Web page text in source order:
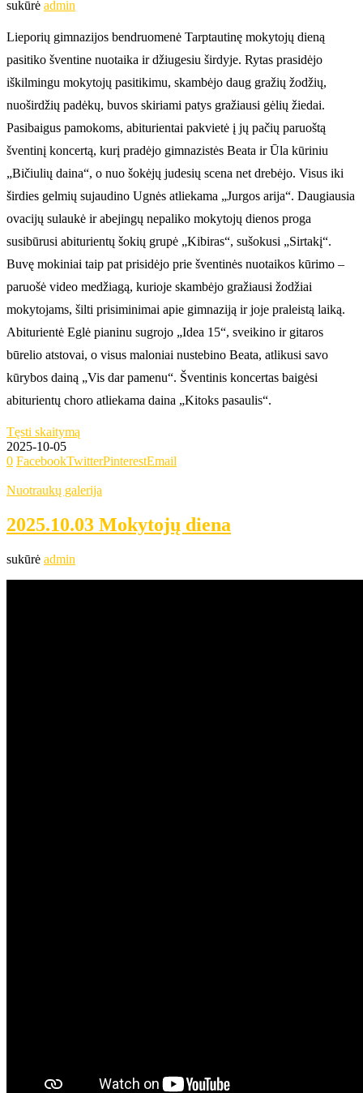
sukūrė admin
Lieporių gimnazijos bendruomenė Tarptautinę mokytojų dieną
pasitiko šventine nuotaika ir džiugesiu širdyje. Rytas prasidėjo
iškilmingu mokytojų pasitikimu, skambėjo daug gražių žodžių,
nuoširdžių padėkų, buvos skiriami patys gražiausi gėlių žiedai.
Pasibaigus pamokoms, abiturientai pakvietė į jų pačių paruoštą
šventinį koncertą, kurį pradėjo gimnazistės Beata ir Ūla kūriniu
„Bičiulių daina“, o nuo šokėjų judesių scena net drebėjo. Visus iki
širdies gelmių sujaudino Ugnės atliekama „Jurgos arija“. Daugiausia
ovacijų sulaukė ir abejingų nepaliko mokytojų dienos proga
susibūrusi abiturientų šokių grupė „Kibiras“, sušokusi „Sirtakį“.
Buvę mokiniai taip pat prisidėjo prie šventinės nuotaikos kūrimo –
paruošė video medžiagą, kurioje skambėjo gražiausi žodžiai
mokytojams, šilti prisiminimai apie gimnaziją ir joje praleistą laiką.
Abiturientė Eglė pianinu sugrojo „Idea 15“, sveikino ir gitaros
būrelio atstovai, o visus maloniai nustebino Beata, atlikusi savo
kūrybos dainą „Vis dar pamenu“. Šventinis koncertas baigėsi
abiturientų choro atliekama daina „Kitoks pasaulis“.
Tęsti skaitymą
2025-10-05
0 FacebookTwitterPinterestEmail
Nuotraukų galerija
2025.10.03 Mokytojų diena
sukūrė admin